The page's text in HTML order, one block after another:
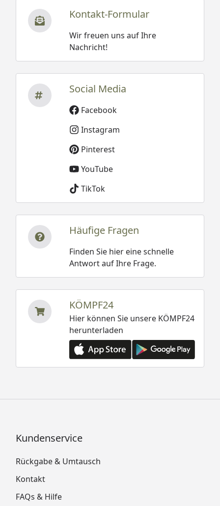
Kontakt-Formular
Wir freuen uns auf Ihre
Nachricht!
Social Media
Facebook
Instagram
Pinterest
YouTube
TikTok
Häufige Fragen
Finden Sie hier eine schnelle
Antwort auf Ihre Frage.
KÖMPF24
Hier können Sie unsere KÖMPF24
herunterladen
Kundenservice
Rückgabe & Umtausch
Kontakt
FAQs & Hilfe